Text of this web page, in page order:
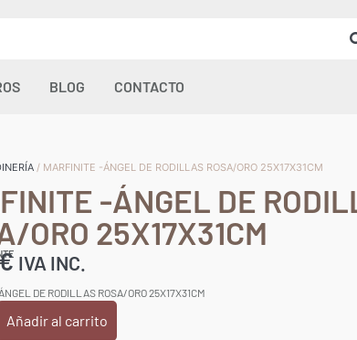
BLOG CONTACTO
/ MARFINITE -ÁNGEL DE RODILLAS ROSA/ORO 25X17X31CM
-ÁNGEL DE
ORO 25X17X31CM
IVA INC.
DE RODILLAS ROSA/ORO 25X17X31CM
Añadir al carrito